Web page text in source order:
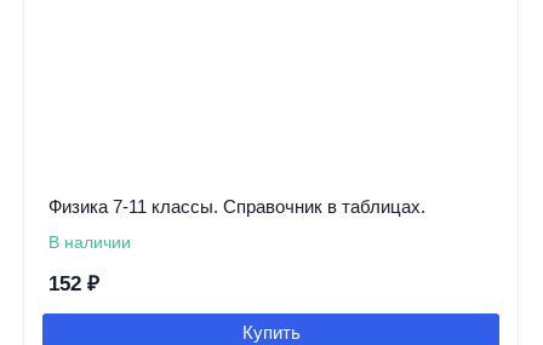
Физика 7-11 классы. Справочник в таблицах.
В наличии
152 ₽
Купить